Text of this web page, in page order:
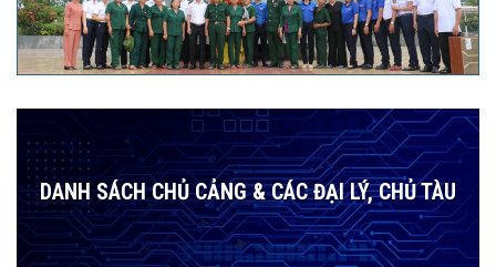
DANH SÁCH CHỦ CẢNG & CÁC ĐẠI LÝ, CHỦ TÀU